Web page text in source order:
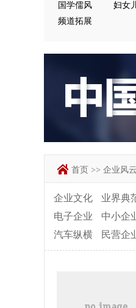
国学儒风
妇女
频道拓展
首页 >> 企业风云
企业文化 业界典
电子企业
中小企
汽车纵横
民营企